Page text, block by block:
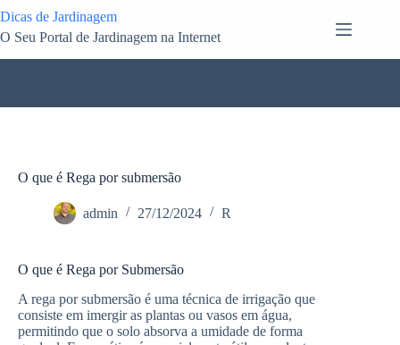
para
o
Dicas de Jardinagem
O Seu Portal de Jardinagem na Internet
O que é Rega por submersão
admin 27/12/2024 R
O que é Rega por Submersão
A rega por submersão é uma técnica de irrigação que
consiste em imergir as plantas ou vasos em água,
permitindo que o solo absorva a umidade de forma